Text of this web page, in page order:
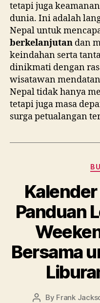
tetapi juga
dunia. Ini adalah
Nepal untuk
berkelanjutan dan
keindahan serta
dinikmati dengan
wisatawan
Nepal tidak hanya
tetapi juga masa
surga petualangan
Panduan
Bersama
Post
By Frank